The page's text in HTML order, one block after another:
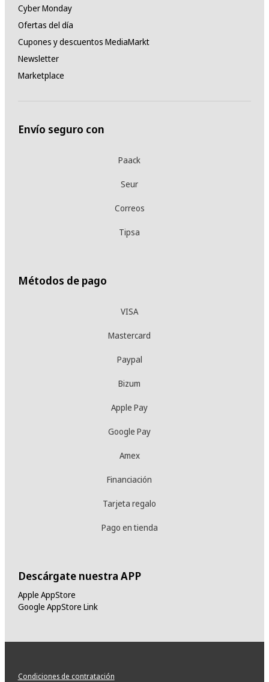
Cyber Monday
Ofertas del día
Cupones y descuentos MediaMarkt
Newsletter
Marketplace
Envío seguro con
Paack
Seur
Correos
Tipsa
Métodos de pago
VISA
Mastercard
Paypal
Bizum
Apple Pay
Google Pay
Amex
Financiación
Tarjeta regalo
Pago en tienda
Descárgate nuestra APP
Apple AppStore
Google AppStore Link
Condiciones de contratación